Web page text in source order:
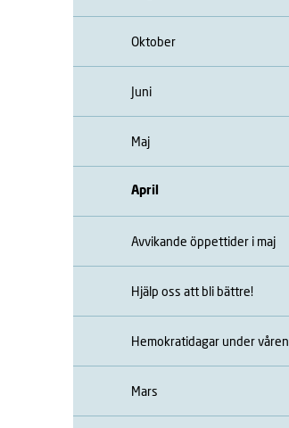
Oktober
Juni
Maj
April
Avvikande öppettider i maj
Hjälp oss att bli bättre!
Hemokratidagar under våren
Mars